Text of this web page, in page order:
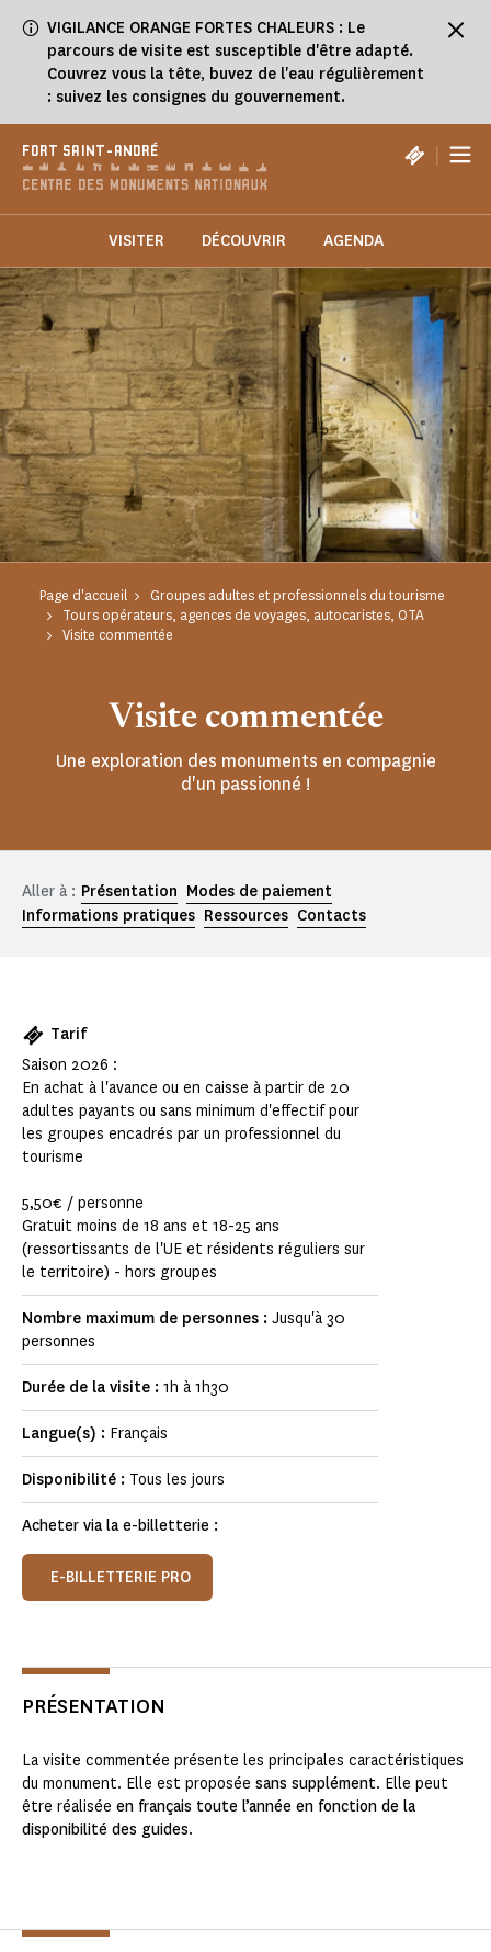
VIGILANCE ORANGE FORTES CHALEURS : Le
parcours de visite est susceptible d'être adapté.
Couvrez vous la tête, buvez de l'eau régulièrement
: suivez les consignes du gouvernement.
FORT SAINT-ANDRÉ |
VISITER DÉCOUVRIR AGENDA
Page d'accueil
Groupes adultes et professionnels du tourisme
Tours opérateurs, agences de voyages, autocaristes, OTA
Visite commentée
Visite commentée
Une exploration des monuments en compagnie
d'un passionné !
Aller à : Présentation Modes de paiement
Informations pratiques Ressources Contacts
Tarif
Saison 2026 :
En achat à l'avance ou en caisse à partir de 20
adultes payants ou sans minimum d'effectif pour
les groupes encadrés par un professionnel du
tourisme
5,50€ / personne
Gratuit moins de 18 ans et 18-25 ans
(ressortissants de l'UE et résidents réguliers sur
le territoire) - hors groupes
Nombre maximum de personnes : Jusqu'à 30
personnes
Durée de la visite : 1h à 1h30
Langue(s) : Français
Disponibilité : Tous les jours
Acheter via la e-billetterie :
E-BILLETTERIE PRO
PRÉSENTATION
La visite commentée présente les principales caractéristiques
du monument. Elle est proposée sans supplément. Elle peut
être réalisée en français toute l’année en fonction de la
disponibilité des guides.